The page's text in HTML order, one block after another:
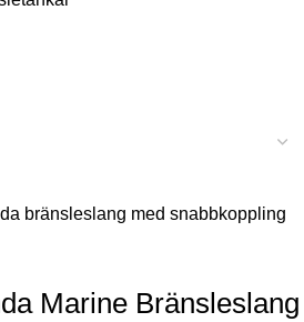
Marine Bränsleslang